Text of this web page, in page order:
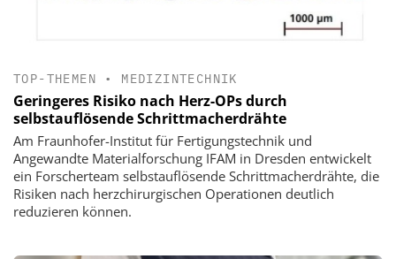
TOP-THEMEN • MEDIZINTECHNIK
Geringeres Risiko nach Herz-OPs durch
selbstauflösende Schrittmacherdrähte
Am Fraunhofer-Institut für Fertigungstechnik und
Angewandte Materialforschung IFAM in Dresden entwickelt
ein Forscherteam selbstauflösende Schrittmacherdrähte, die
Risiken nach herzchirurgischen Operationen deutlich
reduzieren können.